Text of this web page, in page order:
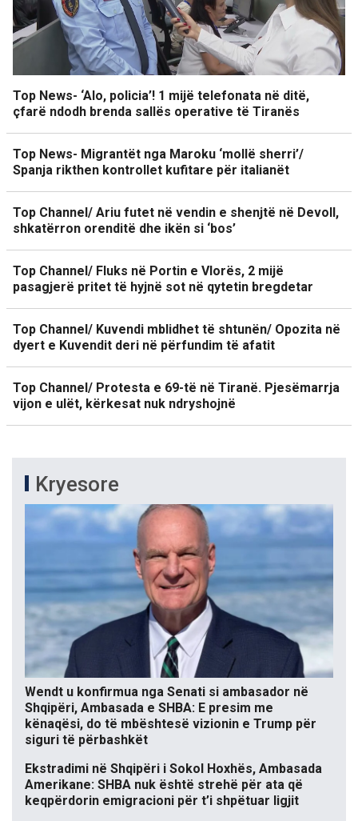
Top News- ‘Alo, policia’! 1 mijë telefonata në ditë,
çfarë ndodh brenda sallës operative të Tiranës
Top News- Migrantët nga Maroku ‘mollë sherri’/
Spanja rikthen kontrollet kufitare për italianët
Top Channel/ Ariu futet në vendin e shenjtë në Devoll,
shkatërron orenditë dhe ikën si ‘bos’
Top Channel/ Fluks në Portin e Vlorës, 2 mijë
pasagjerë pritet të hyjnë sot në qytetin bregdetar
Top Channel/ Kuvendi mblidhet të shtunën/ Opozita në
dyert e Kuvendit deri në përfundim të afatit
Top Channel/ Protesta e 69-të në Tiranë. Pjesëmarrja
vijon e ulët, kërkesat nuk ndryshojnë
Kryesore
Wendt u konfirmua nga Senati si ambasador në
Shqipëri, Ambasada e SHBA: E presim me
kënaqësi, do të mbështesë vizionin e Trump për
siguri të përbashkët
Ekstradimi në Shqipëri i Sokol Hoxhës, Ambasada
Amerikane: SHBA nuk është strehë për ata që
keqpërdorin emigracioni për t’i shpëtuar ligjit